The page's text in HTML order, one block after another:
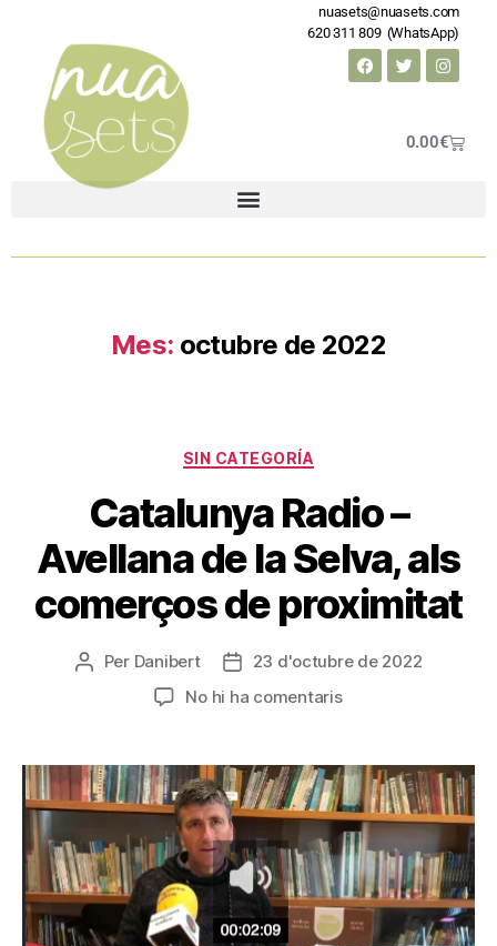
0.00€
nuasets@nuasets.com
620 311 809 (WhatsApp)
Mes: octubre de 2022
SIN CATEGORÍA
Catalunya Radio –
Avellana de la Selva, als
comerços de proximitat
Per Danibert
23 d'octubre de 2022
No hi ha comentaris